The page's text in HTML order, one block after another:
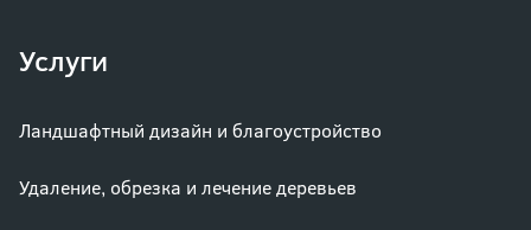
Услуги
Ландшафтный дизайн и благоустройство
Удаление, обрезка и лечение деревьев